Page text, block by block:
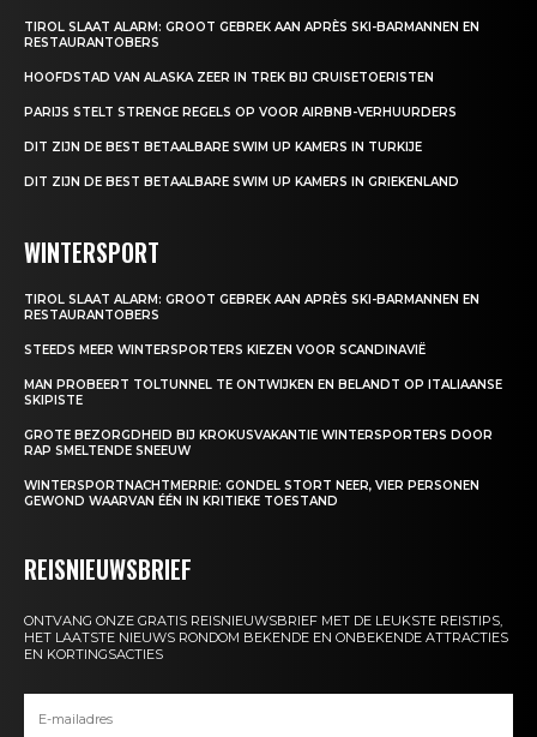
TIROL SLAAT ALARM: GROOT GEBREK AAN APRÈS SKI-BARMANNEN EN
RESTAURANTOBERS
HOOFDSTAD VAN ALASKA ZEER IN TREK BIJ CRUISETOERISTEN
PARIJS STELT STRENGE REGELS OP VOOR AIRBNB-VERHUURDERS
DIT ZIJN DE BEST BETAALBARE SWIM UP KAMERS IN TURKIJE
DIT ZIJN DE BEST BETAALBARE SWIM UP KAMERS IN GRIEKENLAND
WINTERSPORT
TIROL SLAAT ALARM: GROOT GEBREK AAN APRÈS SKI-BARMANNEN EN
RESTAURANTOBERS
STEEDS MEER WINTERSPORTERS KIEZEN VOOR SCANDINAVIË
MAN PROBEERT TOLTUNNEL TE ONTWIJKEN EN BELANDT OP ITALIAANSE
SKIPISTE
GROTE BEZORGDHEID BIJ KROKUSVAKANTIE WINTERSPORTERS DOOR
RAP SMELTENDE SNEEUW
WINTERSPORTNACHTMERRIE: GONDEL STORT NEER, VIER PERSONEN
GEWOND WAARVAN ÉÉN IN KRITIEKE TOESTAND
REISNIEUWSBRIEF
ONTVANG ONZE GRATIS REISNIEUWSBRIEF MET DE LEUKSTE REISTIPS,
HET LAATSTE NIEUWS RONDOM BEKENDE EN ONBEKENDE ATTRACTIES
EN KORTINGSACTIES